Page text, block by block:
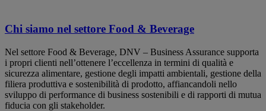
Chi siamo nel settore Food & Beverage
Nel settore Food & Beverage, DNV – Business Assurance supporta
i propri clienti nell’ottenere l’eccellenza in termini di qualità e
sicurezza alimentare, gestione degli impatti ambientali, gestione della
filiera produttiva e sostenibilità di prodotto, affiancandoli nello
sviluppo di performance di business sostenibili e di rapporti di mutua
fiducia con gli stakeholder.